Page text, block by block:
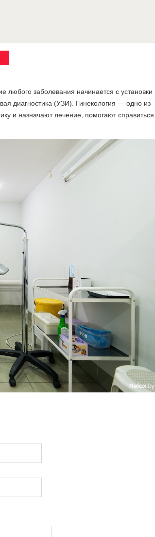
любого заболевания начинается с установки
диагностика (УЗИ). Гинекология — одно из
и назначают лечение, помогают справиться